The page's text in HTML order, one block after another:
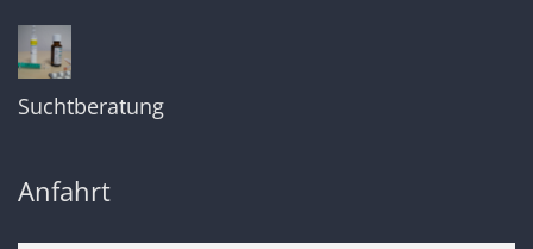
Suchtberatung
Anfahrt